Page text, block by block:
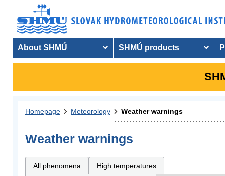
About SHMÚ SHMÚ products
Homepage Meteorology Weather warnings
Weather warnings
All phenomena High temperatures